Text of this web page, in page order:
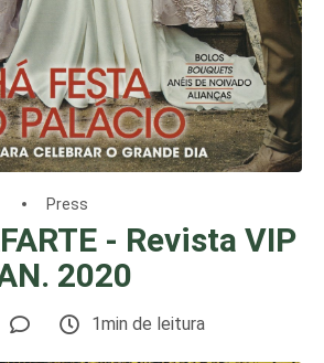
Press
- Revista VIP
2020
1min de leitura